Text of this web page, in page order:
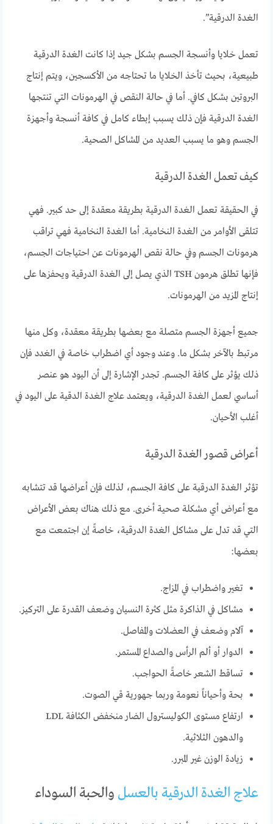
الغدة الدرقية”.
تعمل خلايا وأنسجة الجسم بشكل جيد إذا كانت الغدة الدرقية
طبيعية، بحيث تأخذ الخلايا ما تحتاجه من الأكسجين، ويتم إنتاج
البروتين بشكل كافي. أما في حالة النقص في الهرمونات التي تنتجها
الغدة الدرقية فإن ذلك يسبب إبطاء كامل في كافة أنسجة وأجهزة
الجسم وهو ما يسبب العديد من المشاكل الصحية.
كيف تعمل الغدة الدرقية
في الحقيقة تعمل الغدة الدرقية بطريقة معقدة إلى حد كبير. فهي
تتلقى الأوامر من الغدة النخامية. أما الغدة النخامية فهي تراقب
هرمونات الجسم وفي حالة نقص الهرمونات عن احتياجات الجسم،
فإنها تطلق هرمون TSH الذي يصل إلى الغدة الدرقية ويحفزها على
إنتاج المزيد من الهرمونات.
جميع أجهزة الجسم متصلة مع بعضها بطريقة معقدة، وكل منها
مرتبط بالآخر بشكل ما. وعند وجود أي اضطراب خاصة في الغدد فإن
ذلك يؤثر على كافة الجسم. تجدر الإشارة إلى أن اليود هو عنصر
أساسي لعمل الغدة الدرقية، ويعتمد علاج الغدة الدقية على اليود في
أغلب الأحيان.
أعراض قصور الغدة الدرقية
تؤثر الغدة الدرقية على كافة الجسم، لذلك فإن أعراضها قد تتشابه
مع أعراض أي مشكلة صحية أخرى. مع ذلك هناك بعض الأعراض
التي قد تدل على مشاكل الغدة الدرقية، خاصةً إن اجتمعت مع
بعضها:
تغير واضطراب في المزاج.
مشاكل في الذاكرة مثل كثرة النسيان وضعف القدرة على التركيز.
آلام وضعف في العضلات والمفاصل.
الدوار أو ألم الرأس والصداع المستمر.
تساقط الشعر خاصةً الحواجب.
بحة وأحياناً نعومة وربما جهورية قي الصوت.
ارتفاع مستوى الكوليسترول الضار منخفض الكثافة LDL
والدهون الثلاثية.
زيادة الوزن غير المبرر.
علاج الغدة الدرقية بالعسل والحبة السوداء